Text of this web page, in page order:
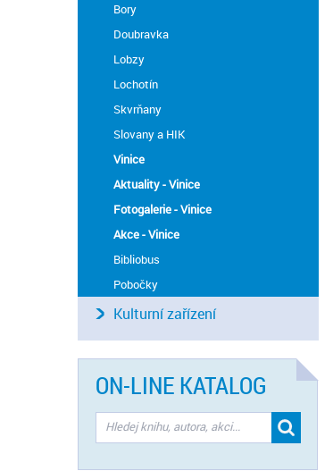
Bory
Doubravka
Lobzy
Lochotín
Skvrňany
Slovany a HIK
Vinice
Aktuality - Vinice
Fotogalerie - Vinice
Akce - Vinice
Bibliobus
Pobočky
Kulturní zařízení
ON-LINE KATALOG